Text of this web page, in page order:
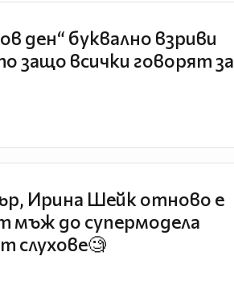
ден“ буквално взриви
защо всички говорят за
Ирина Шейк отново е
мъж до супермодела
слухове🧐